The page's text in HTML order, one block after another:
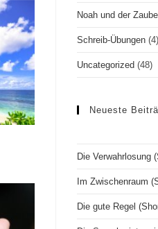
Noah und der
Schreib-Übungen (4)
Uncategorized (48)
Neueste
Die Verwahrlosung
Im Zwischenraum
Die gute Regel